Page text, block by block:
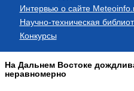
Интервью о сайте
Научно-техническая
Конкурсы
На Дальнем Востоке
неравномерно